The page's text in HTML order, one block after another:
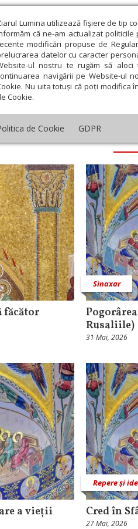
Lumina utilizează fişiere de tip
că ne-am actualizat
modificări propuse de
datelor cu caracter
ul nostru te rugăm să
navigării pe Website-ul
Nu uita totuși că poți modifica
Cookie.
de Cookie GDPR
religioasă Teologie și
făcător
Sinaxar
Rusaliile)
31 Mai, 2026
a vieții
Repere și
Cred în
27 Mai, 2026